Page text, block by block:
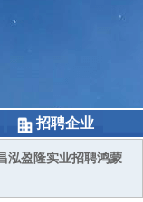
招聘企业
泓盈隆实业招聘鸿蒙